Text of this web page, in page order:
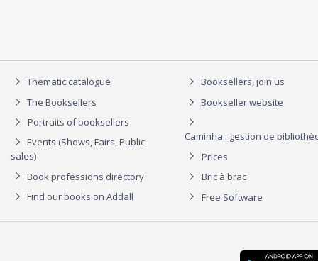
Thematic catalogue
The Booksellers
Portraits of booksellers
Events (Shows, Fairs, Public
sales)
Book professions directory
Find our books on Addall
Booksellers, join us
Bookseller website
Caminha : gestion de
Prices
Bric à brac
Free Software